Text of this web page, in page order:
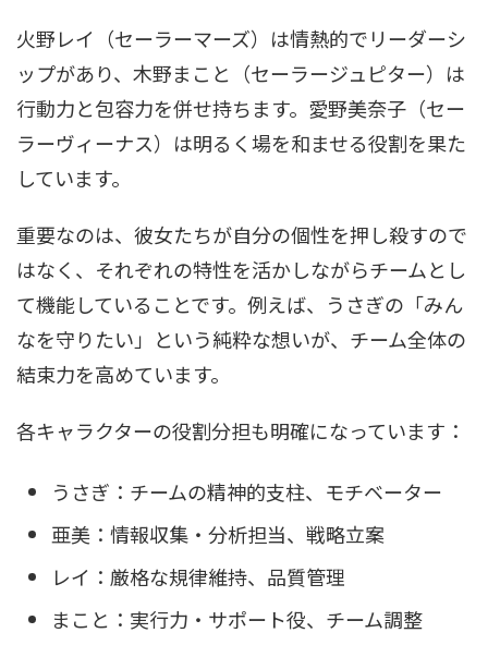
火野レイ（セーラーマーズ）は情熱的でリーダーシ
ップがあり、木野まこと（セーラージュピター）は
行動力と包容力を併せ持ちます。愛野美奈子（セー
ラーヴィーナス）は明るく場を和ませる役割を果た
しています。
重要なのは、彼女たちが自分の個性を押し殺すので
はなく、それぞれの特性を活かしながらチームとし
て機能していることです。例えば、うさぎの「みん
なを守りたい」という純粋な想いが、チーム全体の
結束力を高めています。
各キャラクターの役割分担も明確になっています：
うさぎ：チームの精神的支柱、モチベーター
亜美：情報収集・分析担当、戦略立案
レイ：厳格な規律維持、品質管理
まこと：実行力・サポート役、チーム調整